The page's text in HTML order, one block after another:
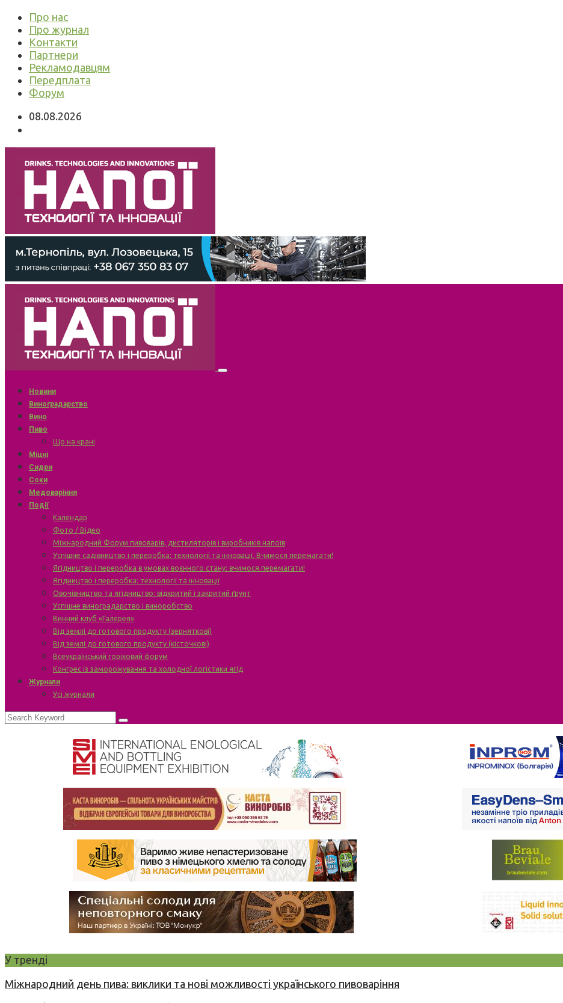
Про нас
Про журнал
Контакти
Партнери
Рекламодавцям
Передплата
Форум
08.08.2026
Новини
Виноградарство
Вино
Пиво
Що на крані
Міцні
Сидри
Соки
Медоваріння
Події
Календар
Фото / Відео
Міжнародний Форум пивоварів, дистиляторів і виробників напоїв
Успішне садівництво і переробка: технології та інновації. Вчимося перемагати!
Ягідництво і переробка в умовах воєнного стану: вчимося перемагати!
Ягідництво і переробка: технології та інновації
Овочівництво та ягідництво: відкритий і закритий ґрунт
Успішне виноградарство і виноробство
Винний клуб «Галерея»
Від землі до готового продукту (зерняткові)
Від землі до готового продукту (кісточкові)
Всеукраїнський горіховий форум
Конгрес із заморожування та холодної логістики ягід
Журнали
Усі журнали
У тренді
Міжнародний день пива: виклики та нові можливості українського пивоваріння